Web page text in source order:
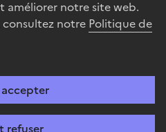
améliorer notre site web.
notre Politique de
refuser
Mentions légales